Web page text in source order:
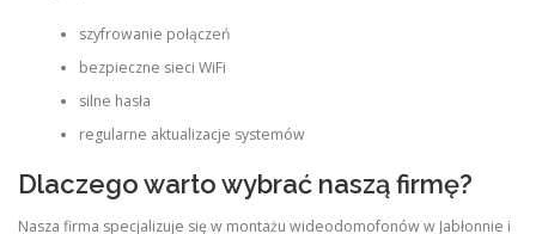
szyfrowanie połączeń
bezpieczne sieci WiFi
silne hasła
regularne aktualizacje systemów
Dlaczego warto wybrać naszą firmę?
Nasza firma specjalizuje się w montażu wideodomofonów w Jabłonnie i